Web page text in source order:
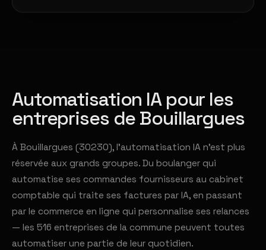
Automatisation IA pour les
entreprises de Bouillargues
À Bouillargues (30230), l'automatisation IA n'est plus
réservée aux grands groupes. Du boulanger qui
automatise ses commandes fournisseurs au cabinet
comptable qui traite ses factures par IA, en passant
par le commerce en ligne qui personnalise ses relances
— les 516 entreprises de la commune peuvent toutes
automatiser une partie de leur quotidien.